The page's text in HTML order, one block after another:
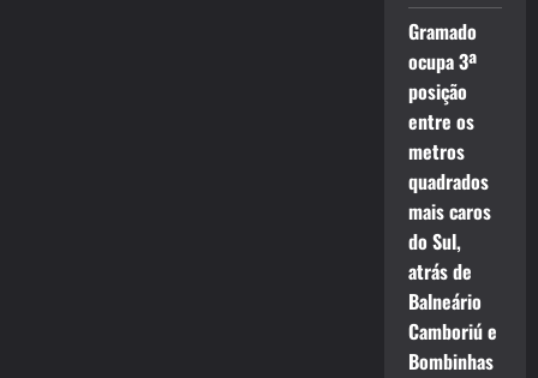
Gramado
ocupa 3ª
posição
entre os
metros
quadrados
mais caros
do Sul,
atrás de
Balneário
Camboriú e
Bombinhas